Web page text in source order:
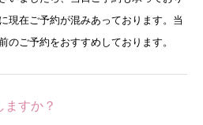
現在ご予約が混みあっております。当
のご予約をおすすめしております。
ますか？